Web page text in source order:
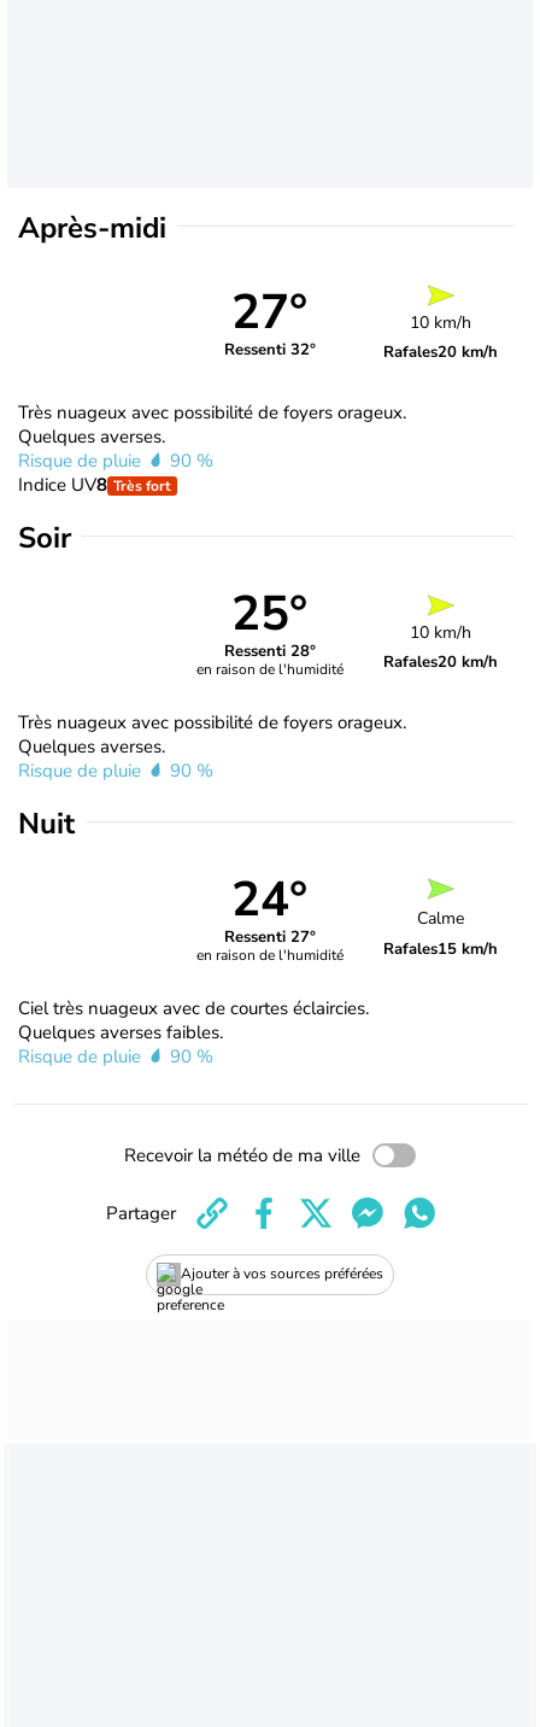
Après-midi
27°
Ressenti 32°
10 km/h
Rafales20 km/h
Très nuageux avec possibilité de foyers orageux.
Quelques averses.
Risque de pluie
90 %
Indice UV8 Très fort
Soir
25°
Ressenti 28°
en raison de l'humidité
10 km/h
Rafales20 km/h
Très nuageux avec possibilité de foyers orageux.
Quelques averses.
Risque de pluie
90 %
Nuit
24°
Ressenti 27°
en raison de l'humidité
Calme
Rafales15 km/h
Ciel très nuageux avec de courtes éclaircies.
Quelques averses faibles.
Risque de pluie
90 %
Recevoir la météo de ma ville
Ajouter à vos sources préférées
Partager